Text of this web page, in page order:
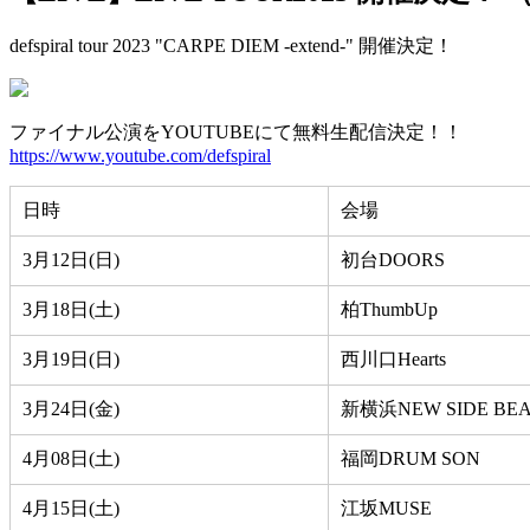
defspiral tour 2023 "CARPE DIEM -extend-" 開催決定！
ファイナル公演をYOUTUBEにて無料生配信決定！！
https://www.youtube.com/defspiral
日時 会場
3月12日(日) 初台DOORS
3月18日(土) 柏ThumbUp
3月19日(日) 西川口Hearts
3月24日(金) 新横浜NEW SIDE
4月08日(土) 福岡DRUM SON
4月15日(土) 江坂MUSE